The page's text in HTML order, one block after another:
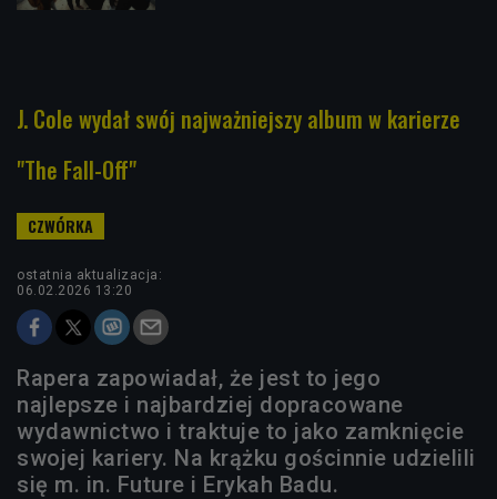
J. Cole wydał swój najważniejszy album w karierze
"The Fall-Off"
ostatnia aktualizacja:
06.02.2026 13:20
Rapera zapowiadał, że jest to jego
najlepsze i najbardziej dopracowane
wydawnictwo i traktuje to jako zamknięcie
swojej kariery. Na krążku gościnnie udzielili
się m. in. Future i Erykah Badu.